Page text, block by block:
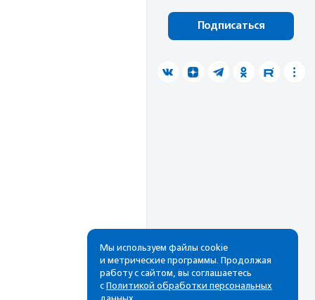
Подписаться
Мы используем файлы cookie
и метрические программы. Продолжая
работу с сайтом, вы соглашаетесь
с Политикой обработки персональных